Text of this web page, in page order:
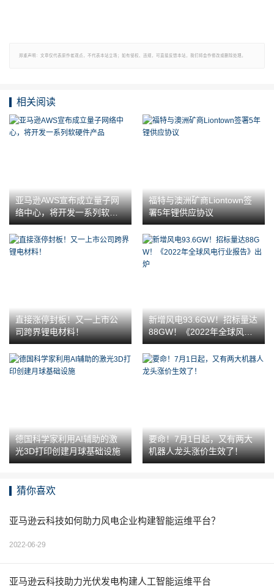
郑重声明：文章仅代表原作者观点，不代表本站立场；如有侵权、违规，可直接反馈本站，我们将会作修改或删除处理。
相关阅读
亚马逊AWS宣布成立量子网
络中心，将开发一系列软硬
件产品
福特与澳洲矿商Liontown签
署5年锂供应协议
直接涨停封板！又一上市公
司跨界锂电材料！
新增风电93.6GW！招标量达
88GW！《2022年全球风电
行业报告》出炉
德国科学家利用AI辅助的激
光3D打印创建月球基础设施
要命！7月1日起，又有两大
机器人龙头涨价生效了！
猜你喜欢
亚马逊云科技如何助力风电企业构建智能运维平台？
2022-06-29
亚马逊云科技助力光伏发电构建人工智能运维平台